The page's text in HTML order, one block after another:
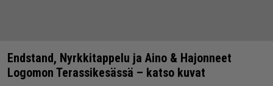
Endstand, Nyrkkitappelu ja Aino & Hajonneet
Logomon Terassikesässä – katso kuvat